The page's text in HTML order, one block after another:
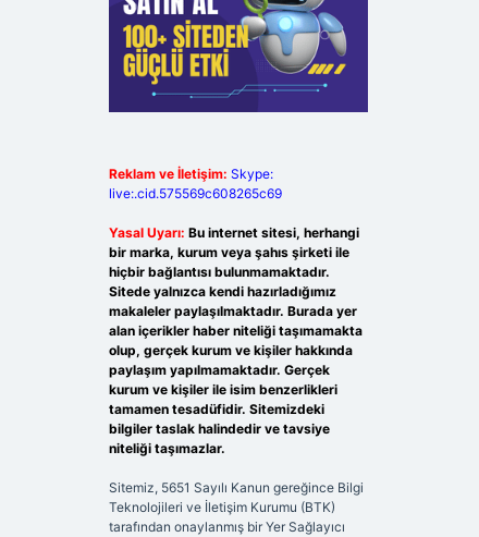
Reklam ve İletişim: Skype:
live:.cid.575569c608265c69
Yasal Uyarı: Bu internet sitesi, herhangi
bir marka, kurum veya şahıs şirketi ile
hiçbir bağlantısı bulunmamaktadır.
Sitede yalnızca kendi hazırladığımız
makaleler paylaşılmaktadır. Burada yer
alan içerikler haber niteliği taşımamakta
olup, gerçek kurum ve kişiler hakkında
paylaşım yapılmamaktadır. Gerçek
kurum ve kişiler ile isim benzerlikleri
tamamen tesadüfidir. Sitemizdeki
bilgiler taslak halindedir ve tavsiye
niteliği taşımazlar.
Sitemiz, 5651 Sayılı Kanun gereğince Bilgi
Teknolojileri ve İletişim Kurumu (BTK)
tarafından onaylanmış bir Yer Sağlayıcı